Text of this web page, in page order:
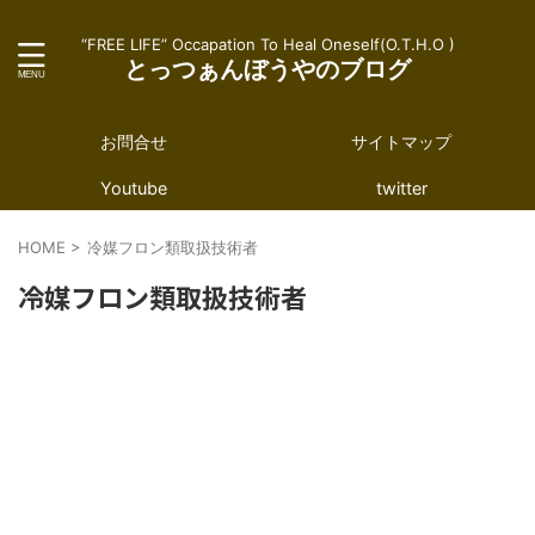
“FREE LIFE” Occapation To Heal Oneself(O.T.H.O )
とっつぁんぼうやのブログ
お問合せ サイトマップ
Youtube twitter
HOME > 冷媒フロン類取扱技術者
冷媒フロン類取扱技術者